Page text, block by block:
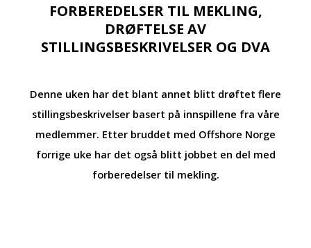
FORBEREDELSER TIL MEKLING,
DRØFTELSE AV
STILLINGSBESKRIVELSER OG DVA
Denne uken har det blant annet blitt drøftet flere
stillingsbeskrivelser basert på innspillene fra våre
medlemmer. Etter bruddet med Offshore Norge
forrige uke har det også blitt jobbet en del med
forberedelser til mekling.